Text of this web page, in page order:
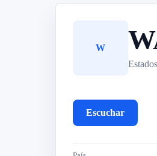
W
Escuchar